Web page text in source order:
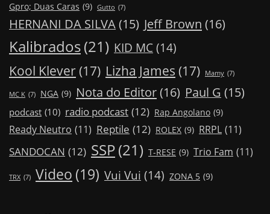
Gpro; Duas Caras (9) Gutto (7)
HERNANI DA SILVA(15) Jeff Brown (16)
Kalibrados(21) KID MC (14)
Kool Klever (17) Lizha James (17) Mamy (7)
MC K (7) NGA (9) Nota do Editor(16) Paul G (15)
podcast (10) radio podcast (12) Rap Angolano (9)
Ready Neutro (11) Reptile (12) ROLEX (9) RRPL (11)
SANDOCAN (12) SSP(21) T-RESE (9) Trio Fam (11)
TRX (7) Video (19) Vui Vui (14) ZONA 5 (9)